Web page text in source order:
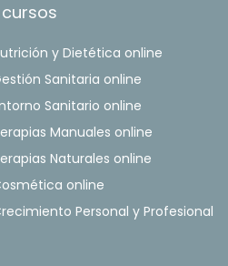
y Dietética online
Sanitaria online
Sanitario online
Manuales online
Naturales online
online
Personal y Profesional